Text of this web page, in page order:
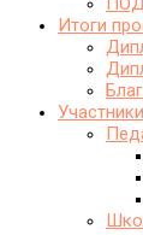
Итоги
Участники